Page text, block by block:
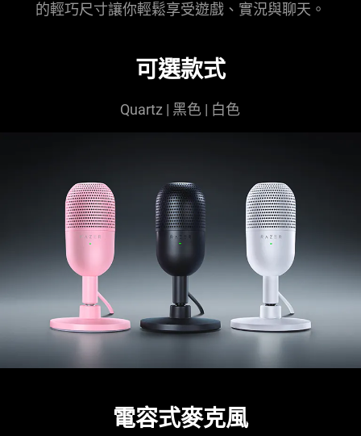
的輕巧尺寸讓你輕鬆享受遊戲、實況與聊天 。
可選款式
Quartz | 黑色 | 白色
電容式麥克風